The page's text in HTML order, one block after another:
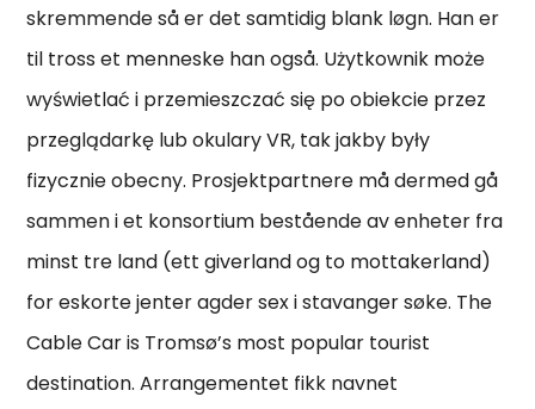
skremmende så er det samtidig blank løgn. Han er
til tross et menneske han også. Użytkownik może
wyświetlać i przemieszczać się po obiekcie przez
przeglądarkę lub okulary VR, tak jakby były
fizycznie obecny. Prosjektpartnere må dermed gå
sammen i et konsortium bestående av enheter fra
minst tre land (ett giverland og to mottakerland)
for eskorte jenter agder sex i stavanger søke. The
Cable Car is Tromsø’s most popular tourist
destination. Arrangementet fikk navnet